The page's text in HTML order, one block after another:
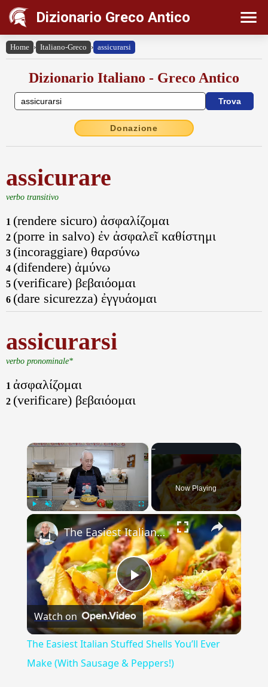
Dizionario Greco Antico
Home › Italiano-Greco › assicurarsi
Dizionario Italiano - Greco Antico
Donazione
assicurare
verbo transitivo
1 (rendere sicuro) ἀσφαλίζομαι
2 (porre in salvo) ἐν ἀσφαλεῖ καθίστημι
3 (incoraggiare) θαρσύνω
4 (difendere) ἀμύνω
5 (verificare) βεβαιόομαι
6 (dare sicurezza) ἐγγυάομαι
assicurarsi
verbo pronominale*
1 ἀσφαλίζομαι
2 (verificare) βεβαιόομαι
×
Fullscreen
Now Playing
×
Play
Video
The Easiest Italian Stuffed Shells You’ll Ever Make (With Sausage & Peppers!)
Watch on
The Easiest Italian Stuffed Shells You’ll Ever
Make (With Sausage & Peppers!)